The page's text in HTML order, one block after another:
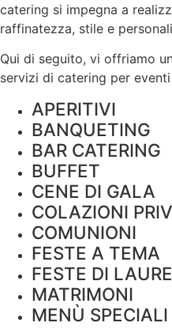
catering si impegna a
raffinatezza, stile e
Qui di seguito, vi offriamo
servizi di catering per
APERITIVI
BANQUETING
BAR CATERING
BUFFET
CENE DI GALA
COLAZIONI
COMUNIONI
FESTE A TEMA
FESTE DI
MATRIMONI
MENÙ SPECIALI